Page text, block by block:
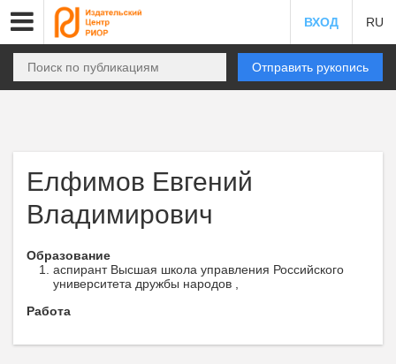
ВХОД RU
Отправить рукопись
Елфимов Евгений
Владимирович
Образование
аспирант Высшая школа управления Российского
университета дружбы народов ,
Работа